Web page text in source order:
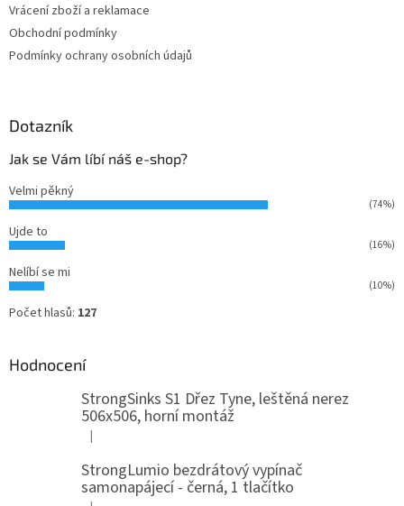
Vrácení zboží a reklamace
Obchodní podmínky
Podmínky ochrany osobních údajů
Dotazník
Jak se Vám líbí náš e-shop?
Velmi pěkný
(74%)
Ujde to
(16%)
Nelíbí se mi
(10%)
Počet hlasů: 127
Hodnocení
StrongSinks S1 Dřez Tyne, leštěná nerez
506x506, horní montáž
Hodnocení produktu je 5 z 5 hvězdiček.
|
StrongLumio bezdrátový vypínač
samonapájecí - černá, 1 tlačítko